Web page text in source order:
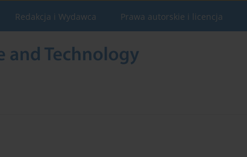
Redakcja i Wydawca Prawa autorskie i licencja